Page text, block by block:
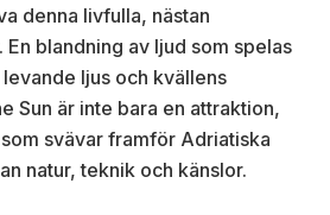
denna livfulla, nästan
blandning av ljud som spelas
ljus och kvällens
Sun är inte bara en attraktion,
svävar framför Adriatiska
natur, teknik och känslor.